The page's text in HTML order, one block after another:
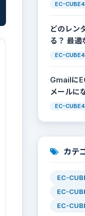
EC-CUBE4
どのレン
る？ 最適
EC-CUBE4
Gmailに
メールに
EC-CUBE4
カテ
EC-
EC-
EC-